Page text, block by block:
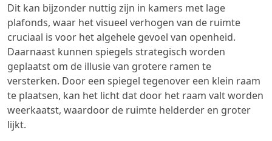
Dit kan bijzonder nuttig zijn in kamers met lage
plafonds, waar het visueel verhogen van de ruimte
cruciaal is voor het algehele gevoel van openheid.
Daarnaast kunnen spiegels strategisch worden
geplaatst om de illusie van grotere ramen te
versterken. Door een spiegel tegenover een klein raam
te plaatsen, kan het licht dat door het raam valt worden
weerkaatst, waardoor de ruimte helderder en groter
lijkt.